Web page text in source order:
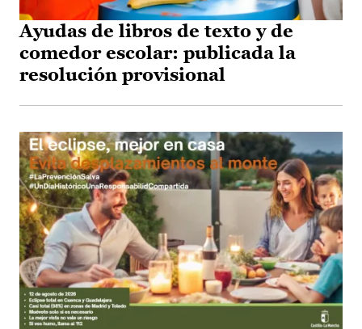
Ayudas de libros de texto y de
comedor escolar: publicada la
resolución provisional